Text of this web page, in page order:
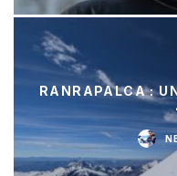
RANRAPALCA :